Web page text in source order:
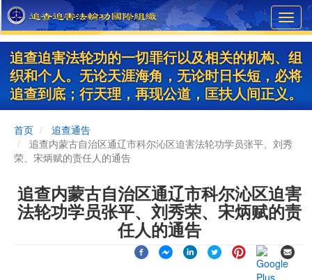
Skip
to
main
content
追查迫害法轮功的一切罪行以及相关的机构、组
织和个人。无论天涯海角，无论时日长短，必将
追查到底；行天理，再现公道，匡扶人间正义。
首页
追查通告
追查内蒙古自治区通辽市科尔沁区迫害法轮功学员张平、刘秀
荣、宋炳赋的责任人的通告
追查内蒙古自治区通辽市科尔沁区迫害
法轮功学员张平、刘秀荣、宋炳赋的责
任人的通告